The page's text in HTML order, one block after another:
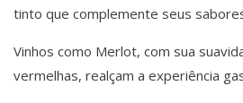
tinto que complemente seus
Vinhos como Merlot, com sua
vermelhas, realçam a experiência